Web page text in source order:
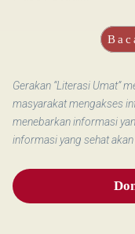
Gerakan “Literasi Umat”
masyarakat mengakses
menebarkan informasi
informasi yang sehat